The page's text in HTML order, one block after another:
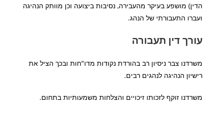
הדין) מושפע בעיקר מהעבירה, נסיבות ביצועה וכן מוותק הנהיגה
ועברו התעבורתי של הנהג.
עורך דין תעבורה
משרדנו צבר ניסיון רב בהורדת נקודות מדו"חות ובכך הציל את
רישיון הנהיגה לנהגים רבים.
משרדנו זוקף לזכותו זיכויים והצלחות משמעותיות בתחום.